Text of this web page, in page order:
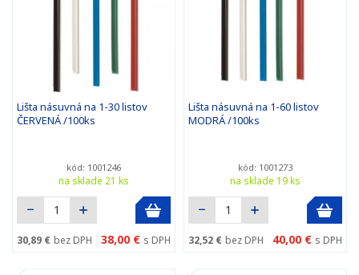
Lišta násuvná na 1-30 listov
ČERVENÁ /100ks
kód: 1001246
na sklade 21 ks
30,89 € bez DPH 38,00 € s DPH
Lišta násuvná na 1-60 listov
MODRÁ /100ks
kód: 1001273
na sklade 19 ks
32,52 € bez DPH 40,00 € s DPH